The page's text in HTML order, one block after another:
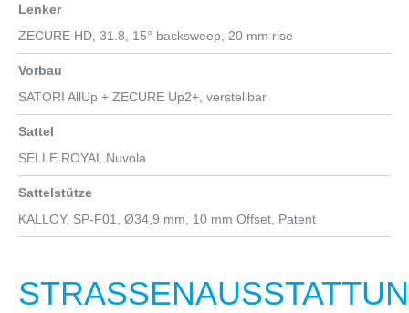
Kurbelgarnitur
SAMOX EC38
Kassette
GATES ® CDX 22T
Lenker
ZECURE HD, 31.8, 15° backsweep, 20 mm rise
Vorbau
SATORI AllUp + ZECURE Up2+, verstellbar
Sattel
SELLE ROYAL Nuvola
Sattelstütze
KALLOY, SP-F01, Ø34,9 mm, 10 mm Offset, Patent
STRASSENAUSSTATTUNG